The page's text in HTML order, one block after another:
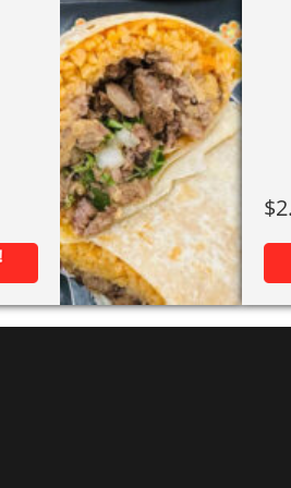
$